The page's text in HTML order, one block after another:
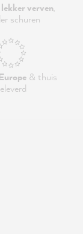
verven,
schuren
& thuis